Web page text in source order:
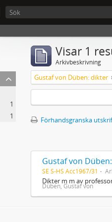
1
1
Visar 1
Arkivbeskrivning
Gustaf von Düben: dikter
Förhandsgranska
Gustaf von
SE S-HS Acc1967/31
Dikter m m av
Düben, Gustaf von